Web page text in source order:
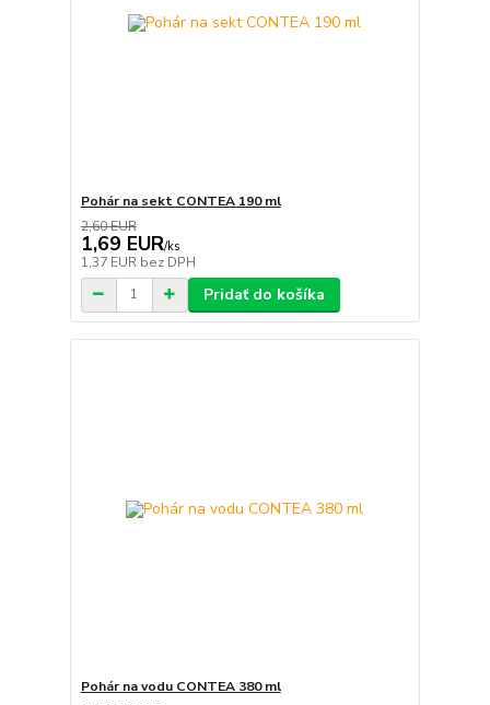
Pohár na sekt CONTEA 190 ml
2,60 EUR
1,69 EUR/ks
1,37 EUR bez DPH
Pridať do košíka
Pohár na vodu CONTEA 380 ml